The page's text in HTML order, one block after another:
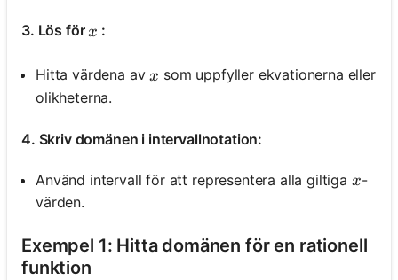
3. Lös förx
x :
Hitta värdena av x
x som uppfyller ekvationerna eller
olikheterna.
4. Skriv domänen i intervallnotation:
Använd intervall för att representera alla giltiga x
x-
värden.
Exempel 1: Hitta domänen för en rationell
funktion